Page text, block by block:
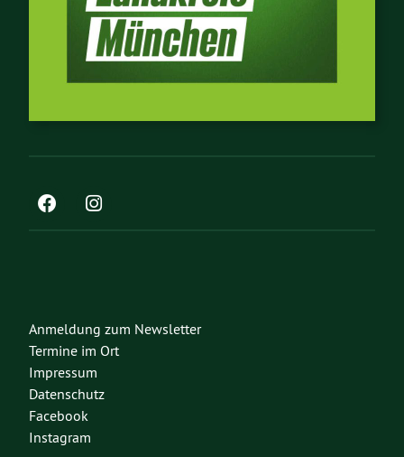
Anmeldung zum Newsletter
Termine im Ort
Impressum
Datenschutz
Facebook
Instagram